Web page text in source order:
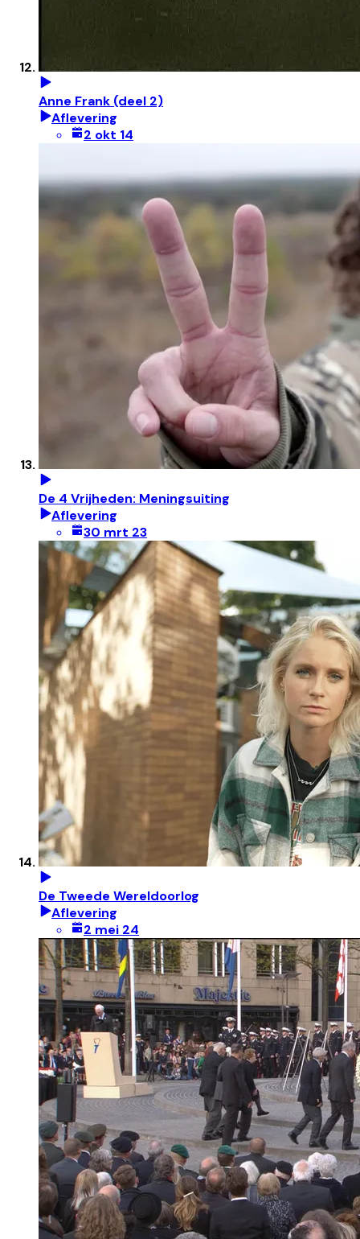
Anne Frank (deel 2)
Aflevering
2 okt 14
De 4 Vrijheden: Meningsuiting
Aflevering
30 mrt 23
De Tweede Wereldoorlog
Aflevering
2 mei 24